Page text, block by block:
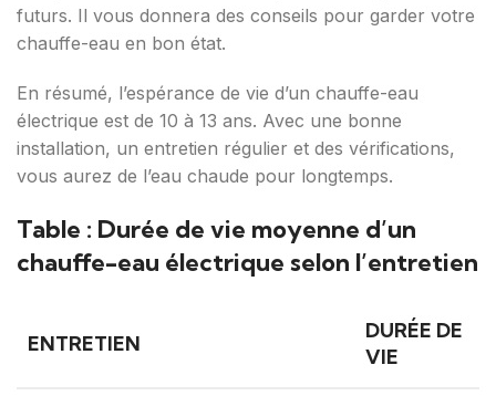
futurs. Il vous donnera des conseils pour garder votre
chauffe-eau en bon état.
En résumé, l’espérance de vie d’un chauffe-eau
électrique est de 10 à 13 ans. Avec une bonne
installation, un entretien régulier et des vérifications,
vous aurez de l’eau chaude pour longtemps.
Table : Durée de vie moyenne d’un
chauffe-eau électrique selon l’entretien
ENTRETIEN
DURÉE DE
VIE